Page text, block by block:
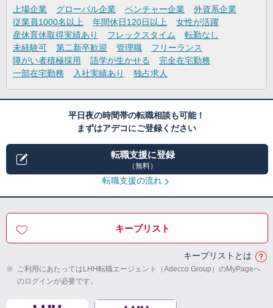
上場企業 グローバル企業 ベンチャー企業
外資系企業
従業員1000名以上
年間休日120日以上
女性が活躍
産休育休取得実績あり
フレックスタイム
転勤なし
未経験可
第二新卒歓迎 管理職
フリーランス
障がい者積極採用
語学が生かせる
完全在宅勤務
一部在宅勤務
入社実績あり 独占求人
平日夜の時間帯の転職相談も可能！
まずはアデコにご登録ください
転職支援に登録
（無料）
転職支援の流れ
キープリスト
キープリストとは
※ ご利用にあたってはLHH転職エージェント（Adecco Group）のMyPageへ
のログインが必要です。